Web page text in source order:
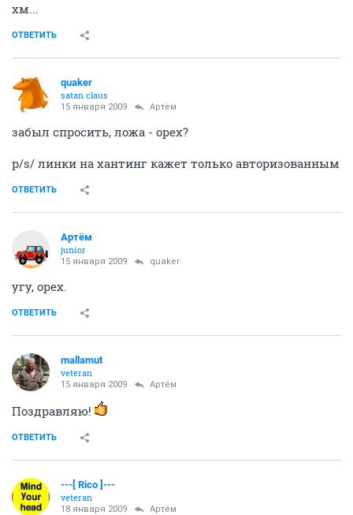
хм...
ОТВЕТИТЬ
quaker
satan claus
15 января 2009 Артём
забыл спросить, ложа - орех?
p/s/ линки на хантинг кажет только авторизованным
ОТВЕТИТЬ
Артём
juniоr
15 января 2009 quaker
угу, орех.
ОТВЕТИТЬ
mallamut
veteran
15 января 2009 Артём
Поздравляю!
ОТВЕТИТЬ
---[ Rico ]---
veteran
18 января 2009 Артём